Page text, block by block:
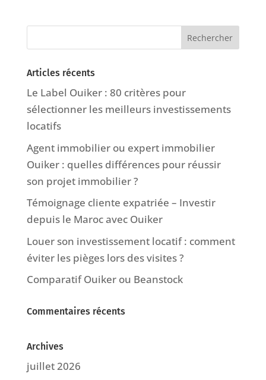
Articles récents
Le Label Ouiker : 80 critères pour
sélectionner les meilleurs investissements
locatifs
Agent immobilier ou expert immobilier
Ouiker : quelles différences pour réussir
son projet immobilier ?
Témoignage cliente expatriée – Investir
depuis le Maroc avec Ouiker
Louer son investissement locatif : comment
éviter les pièges lors des visites ?
Comparatif Ouiker ou Beanstock
Commentaires récents
Archives
juillet 2026